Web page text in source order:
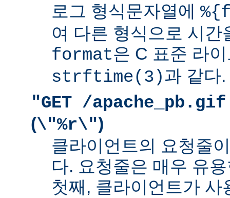
로그 형식문자열에
여 다른 형식으로 시간
format은 C 표준 라
strftime(3)과 같다.
"GET /
(\"%r\")
클라이언트의 요청줄
다. 요청줄은 매우 유
첫째, 클라이언트가